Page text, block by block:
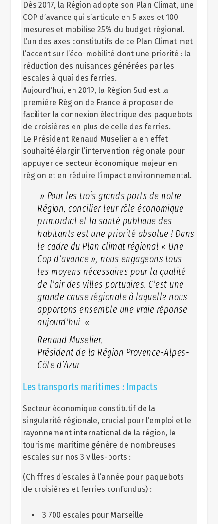
Dès 2017, la Région adopte son Plan Climat, une
COP d’avance qui s’articule en 5 axes et 100
mesures et mobilise 25% du budget régional.
L’un des axes constitutifs de ce Plan Climat met
l’accent sur l’éco-mobilité dont une priorité : la
réduction des nuisances générées par les
escales à quai des ferries.
Aujourd’hui, en 2019, la Région Sud est la
première Région de France à proposer de
faciliter la connexion électrique des paquebots
de croisières en plus de celle des ferries.
Le Président Renaud Muselier a en effet
souhaité élargir l’intervention régionale pour
appuyer ce secteur économique majeur en
région et en réduire l’impact environnemental.
» Pour les trois grands ports de notre
Région, concilier leur rôle économique
primordial et la santé publique des
habitants est une priorité absolue ! Dans
le cadre du Plan climat régional « Une
Cop d’avance », nous engageons tous
les moyens nécessaires pour la qualité
de l’air des villes portuaires. C’est une
grande cause régionale à laquelle nous
apportons ensemble une vraie réponse
aujourd’hui. «
Renaud Muselier,
Président de la Région Provence-Alpes-
Côte d’Azur
Les transports maritimes : Impacts
Secteur économique constitutif de la
singularité régionale, crucial pour l’emploi et le
rayonnement international de la région, le
tourisme maritime génère de nombreuses
escales sur nos 3 villes-ports :
(Chiffres d’escales à l’année pour paquebots
de croisières et ferries confondus) :
3 700 escales pour Marseille